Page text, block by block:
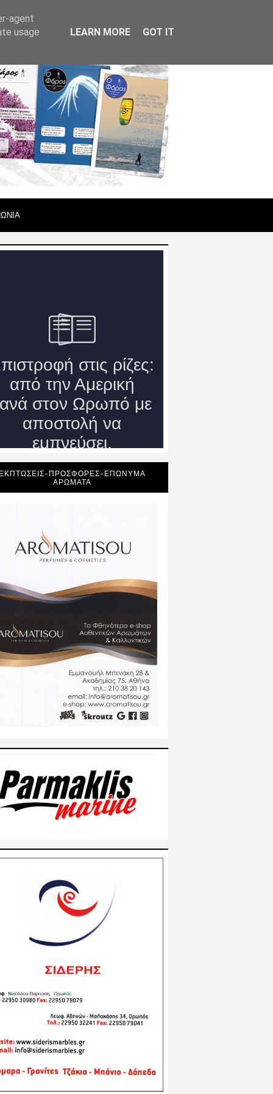
ΠΡΟΣΦΟΡΕΣ-ΕΠΩΝΥΜΑ
ΑΡΩΜΑΤΑ
agent
usage
LEARN MORE GOT IT